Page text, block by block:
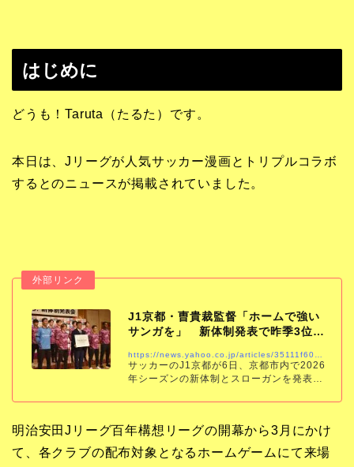
はじめに
どうも！Taruta（たるた）です。
本日は、Jリーグが人気サッカー漫画とトリプルコラボ
するとのニュースが掲載されていました。
J1京都・曺貴裁監督「ホームで強い
サンガを」 新体制発表で昨季3位か
https://news.yahoo.co.jp/articles/35111f60e71ab0e3b5335a879d38a7f8a704f3a4
サッカーのJ1京都が6日、京都市内で2026
年シーズンの新体制とスローガンを発表し
の街を熱狂させられるよう、全力を尽くし
明治安田Jリーグ百年構想リーグの開幕から3月にかけ
て、各クラブの配布対象となるホームゲームにて来場